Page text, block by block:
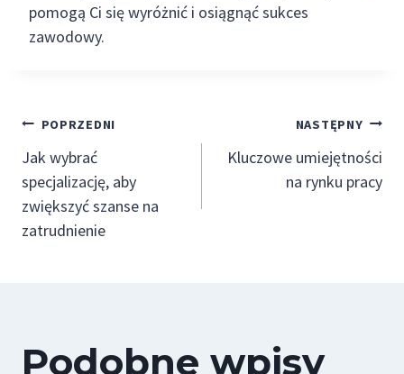
pomogą Ci się wyróżnić i osiągnąć sukces
zawodowy.
Nawigacja
wpisu
POPRZEDNI
Jak wybrać
specjalizację, aby
zwiększyć szanse na
zatrudnienie
NASTĘPNY
Kluczowe umiejętności
na rynku pracy
Podobne wpisy